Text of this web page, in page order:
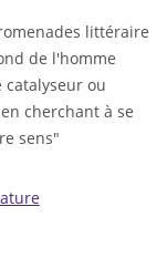
littéraire
de l'homme
catalyseur ou
cherchant à se
sens"